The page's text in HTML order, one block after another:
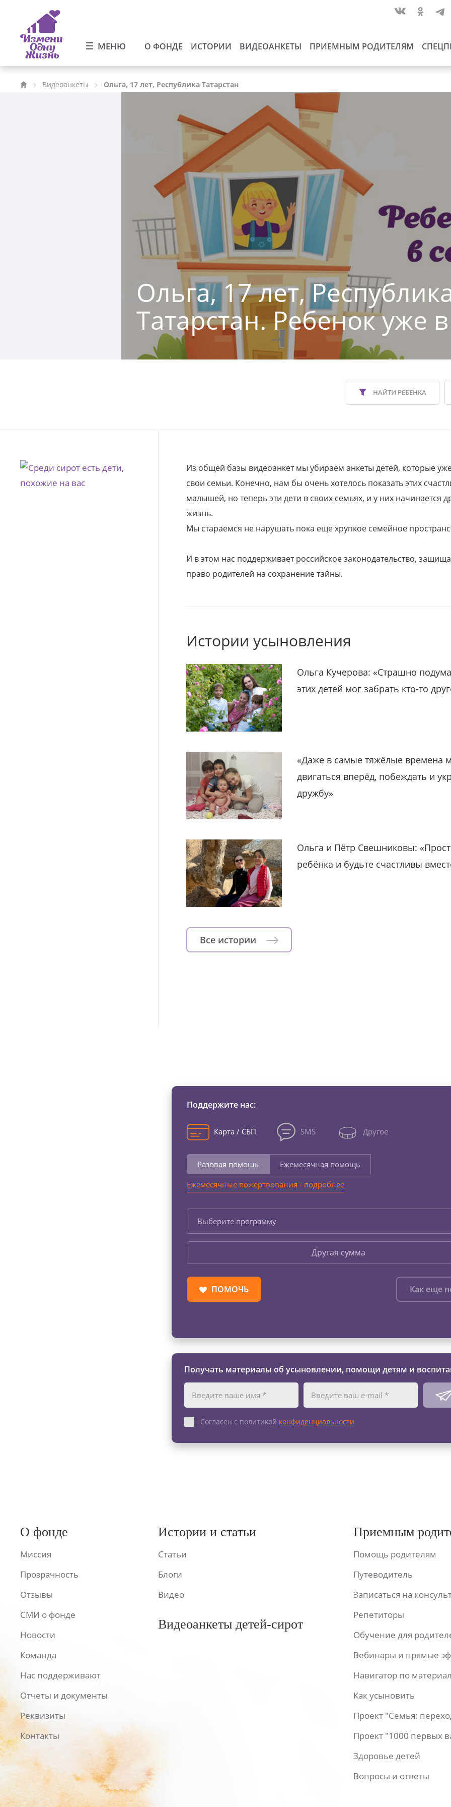
МЕНЮ О ФОНДЕ ИСТОРИИ ВИДЕОАНКЕТЫ ПРИЕМНЫМ РОДИТЕЛЯМ
Видеоанкеты Ольга, 17 лет, Республика Татарстан
Ольга, 17 лет,
Татарстан. Ребенок уже
НАЙТИ РЕБЕНКА
Из общей базы видеоанкет мы убираем анкеты детей, которые
свои семьи. Конечно, нам бы очень хотелось показать этих
малышей, но теперь эти дети в своих семьях, и у них начинается
жизнь.
Мы стараемся не нарушать пока еще хрупкое семейное
И в этом нас поддерживает российское законодательство,
право родителей на сохранение тайны.
Истории усыновления
Ольга Кучерова: «Страшно
этих детей мог забрать кто-то
«Даже в самые тяжёлые времена
двигаться вперёд, побеждать и
дружбу»
Ольга и Пётр Свешниковы:
ребёнка и будьте счастливы
Все истории
Поддержите нас:
Карта / СБП SMS Другое
Разовая помощь
Ежемесячная помощь
Ежемесячные пожертвования - подробнее
Выберите программу
Другая сумма
ПОМОЧЬ Как еще
Получать материалы об усыновлении, помощи детям и
Согласен с политикой конфиденциальности
О фонде
Миссия
Прозрачность
Отзывы
СМИ о фонде
Новости
Команда
Нас поддерживают
Отчеты и документы
Реквизиты
Контакты
Истории и статьи
Статьи
Блоги
Видео
Видеоанкеты детей-сирот
Приемным
Помощь родителям
Путеводитель
Записаться на
Репетиторы
Обучение для
Вебинары и прямые
Навигатор по
Как усыновить
Проект "Семья:
Проект "1000 первых
Здоровье детей
Вопросы и ответы